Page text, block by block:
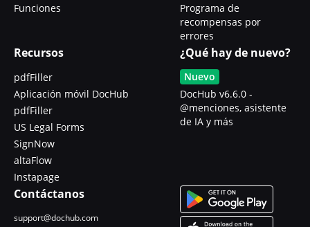
Funciones
Programa de
recompensas por
errores
Recursos
pdfFiller
Aplicación móvil DocHub
pdfFiller
US Legal Forms
SignNow
altaFlow
Instapage
¿Qué hay de nuevo?
Nuevo
DocHub v6.6.0 -
@menciones, asistente
de IA y más
Contáctanos
support@dochub.com